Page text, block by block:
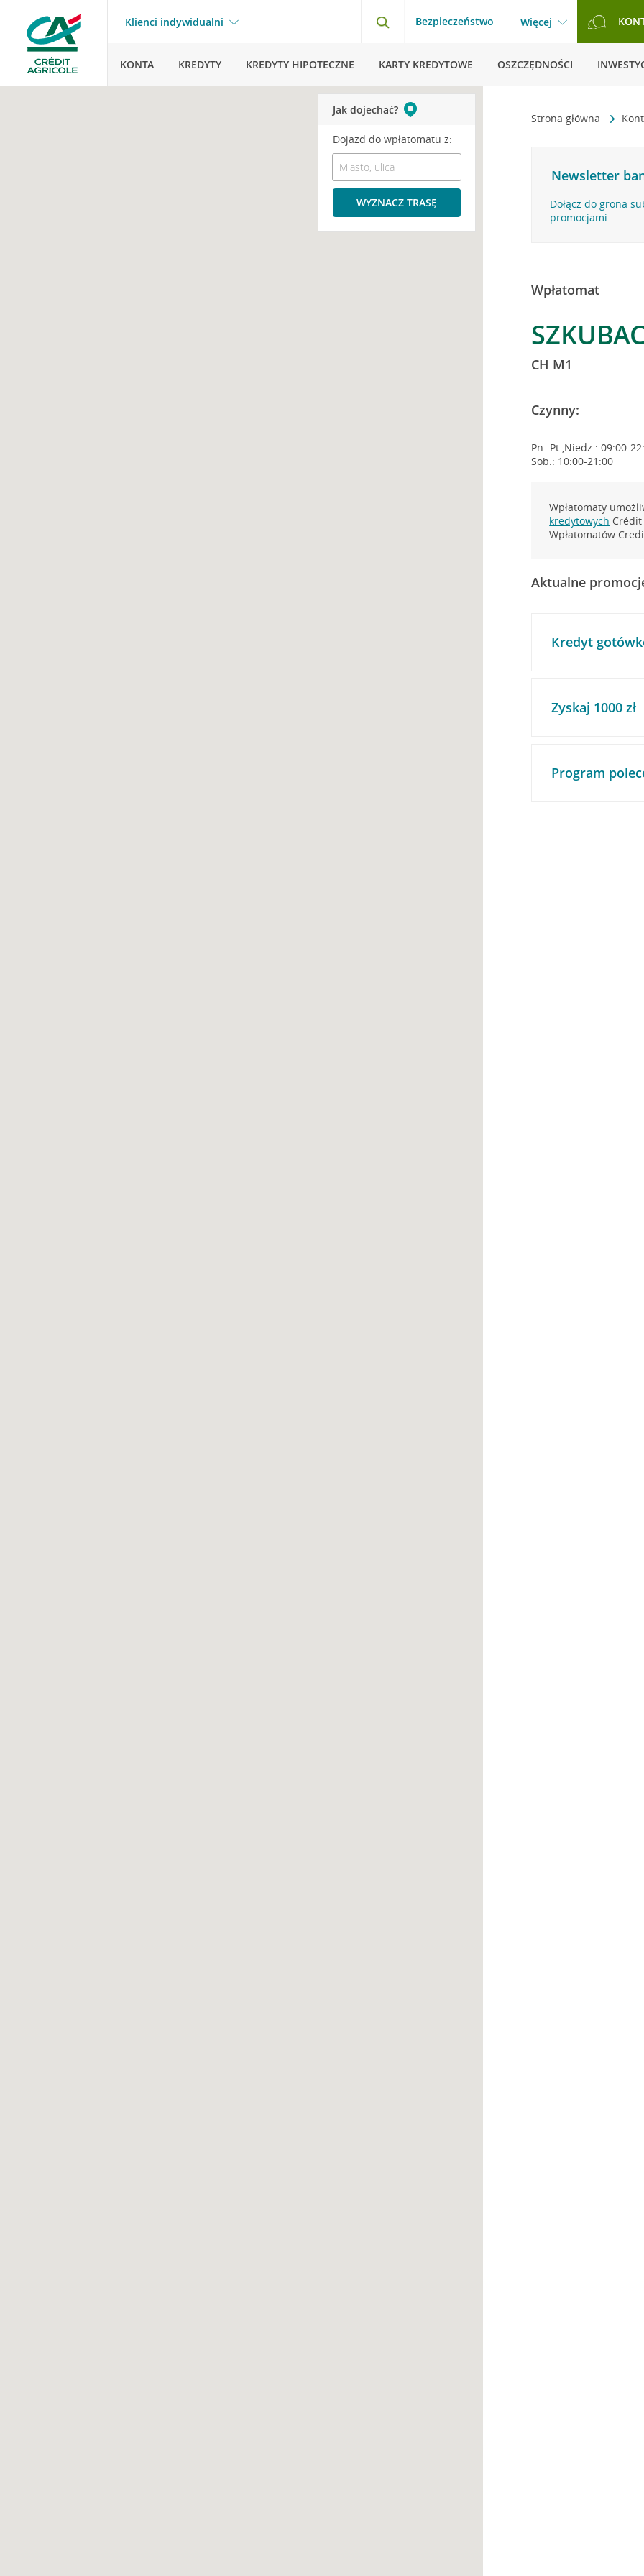
Klienci indywidualni Bezpieczeństwo Więcej
KONTA KREDYTY KREDYTY HIPOTECZNE KARTY KREDYTOWE OSZCZĘDNOŚCI
Strona główna
Newsletter
Dołącz do grona
promocjami
Wpłatomat
CH M1
Czynny:
Pn.-Pt.,Niedz.: 09:00-
Sob.: 10:00-21:00
Wpłatomaty
kredytowych
Wpłatomatów
Aktualne
Kredyt
Zyskaj 1000 zł
Program
Jak dojechać?
Dojazd do wpłatomatu z:
WYZNACZ TRASĘ